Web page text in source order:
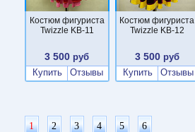
Костюм фигуриста
Twizzle KB-11
3 500 руб
Купить
Отзывы
Костюм фигуриста
Twizzle KB-12
3 500 руб
Купить
Отзывы
1 2 3 4 5 6